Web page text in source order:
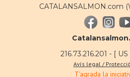
CATALANSALMON.com
216.73.216.201 - [
Avís legal /
T'agrada la